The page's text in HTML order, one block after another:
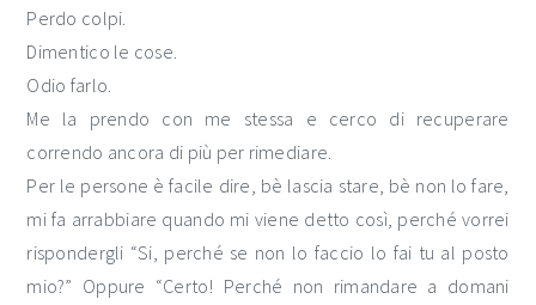
Perdo colpi.
Dimentico le cose.
Odio farlo.
Me la prendo con me stessa e cerco di recuperare
correndo ancora di più per rimediare.
Per le persone è facile dire, bè lascia stare, bè non lo fare,
mi fa arrabbiare quando mi viene detto così, perché vorrei
rispondergli “Si, perché se non lo faccio lo fai tu al posto
mio?” Oppure “Certo! Perché non rimandare a domani